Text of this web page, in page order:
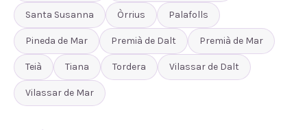
Santa Susanna Òrrius Palafolls
Pineda de Mar Premià de Dalt Premià de Mar
Teià Tiana Tordera Vilassar de Dalt
Vilassar de Mar